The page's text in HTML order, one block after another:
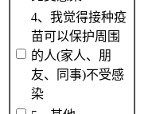
4、我觉得接种疫
苗可以保护周围
的人(家人、朋
友、同事)不受感
染